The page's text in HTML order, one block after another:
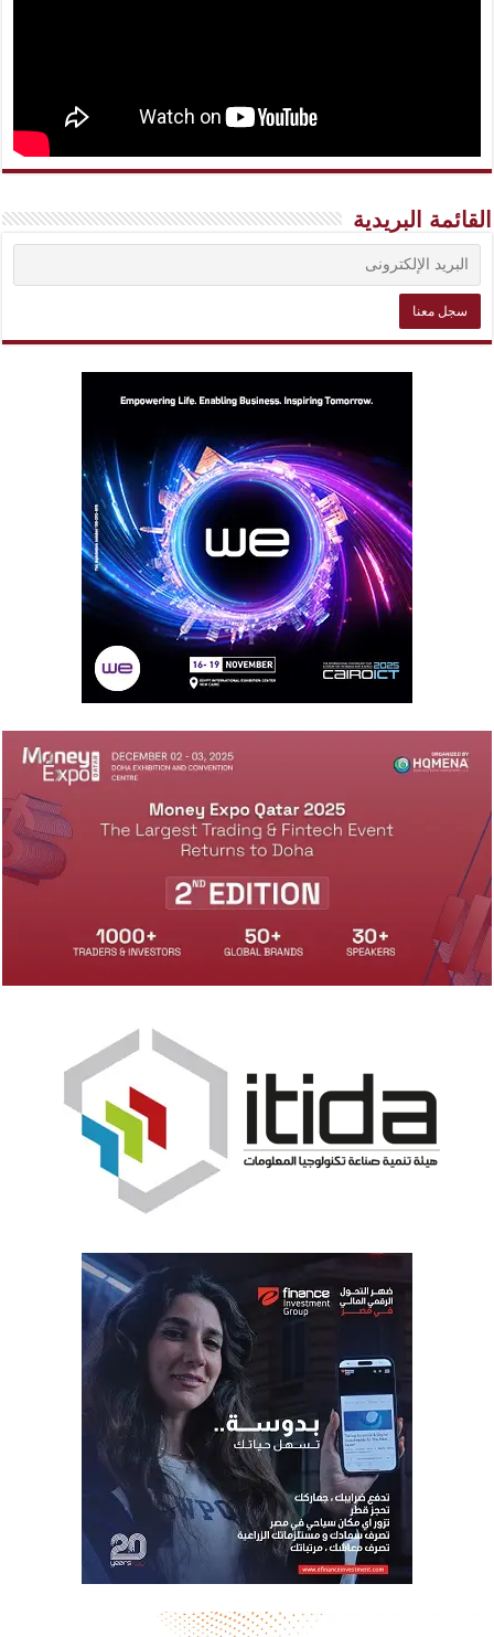
القائمة البريدية